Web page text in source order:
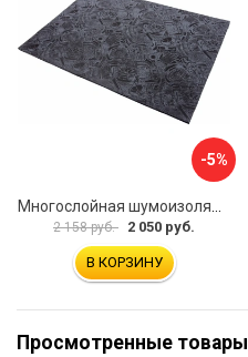
-5%
2 158 руб. 2 050 руб.
В КОРЗИНУ
Просмотренные товары